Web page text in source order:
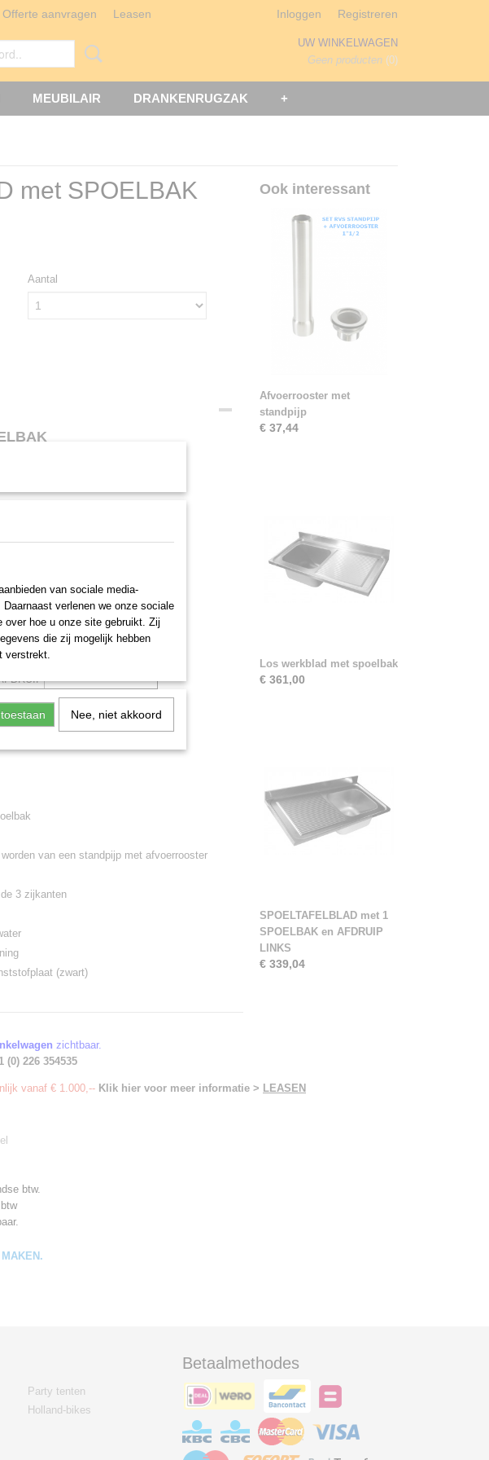
Offerte aanvragen Leasen Inloggen Registreren
UW WINKELWAGEN
Geen producten (0)
MEUBILAIR DRANKENRUGZAK +
met SPOELBAK
Aantal
model, afmeting en prijs.
Bestelnummer
RSI-602 / LSI-6101-000
RSI-701 / LSI-7100-000
van een standpijp met afvoerrooster
3 zijkanten
(zwart)
Ook interessant
Afvoerrooster met
standpijp
€ 37,44
Los werkblad met spoelbak
€ 361,00
SPOELTAFELBLAD met 1
SPOELBAK en AFDRUIP
LINKS
€ 339,04
zichtbaar.
(0) 226 354535
vanaf € 1.000,-- Klik hier voor meer informatie > LEASEN
btw.
btw
Party tenten
Holland-bikes
Betaalmethodes
van sociale media-
verlenen we onze sociale
over hoe u onze site gebruikt. Zij
die zij mogelijk hebben
verstrekt.
Nee, niet akkoord